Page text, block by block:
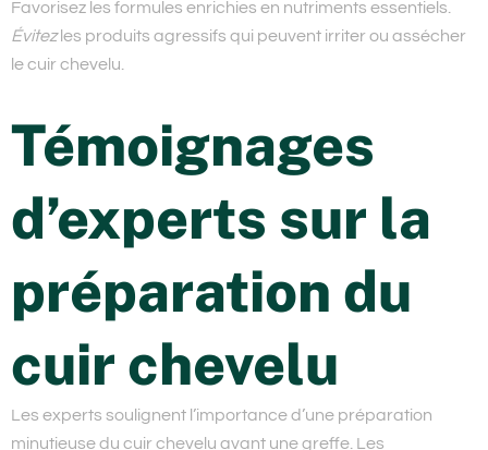
Favorisez les formules enrichies en nutriments essentiels.
Évitezles produits agressifs qui peuvent irriter ou assécher
le cuir chevelu.
Témoignages
d’experts sur la
préparation du
cuir chevelu
Les experts soulignent l’importance d’une préparation
minutieuse du cuir chevelu avant une greffe. Les